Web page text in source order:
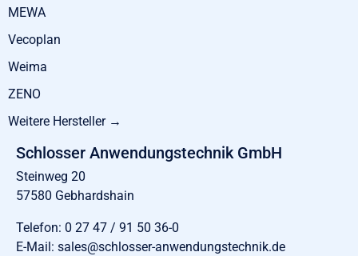
MEWA
Vecoplan
Weima
ZENO
Weitere Hersteller →
Schlosser Anwendungstechnik GmbH
Steinweg 20
57580 Gebhardshain
Telefon: 0 27 47 / 91 50 36-0
E-Mail: sales@schlosser-anwendungstechnik.de